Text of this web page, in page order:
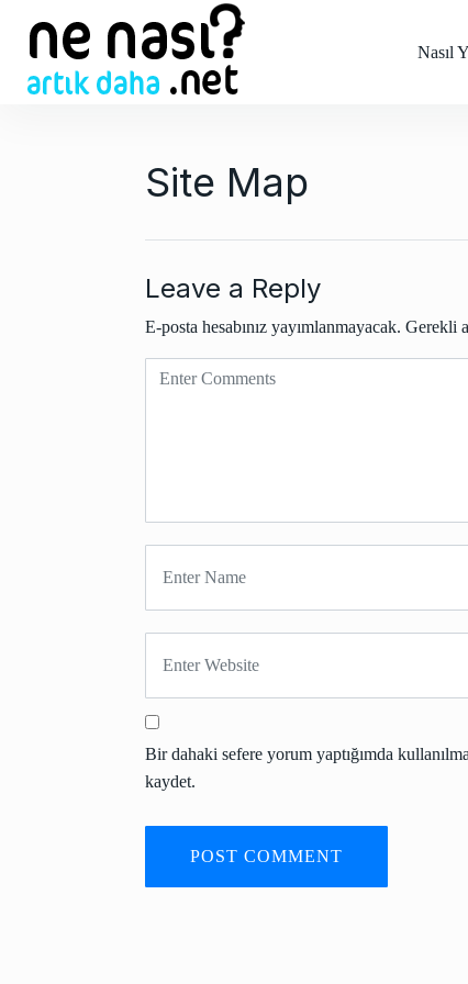
Nasıl
Site Map
Leave a Reply
E-posta hesabınız yayımlanmayacak. Gerekli
Bir dahaki sefere yorum yaptığımda
kaydet.